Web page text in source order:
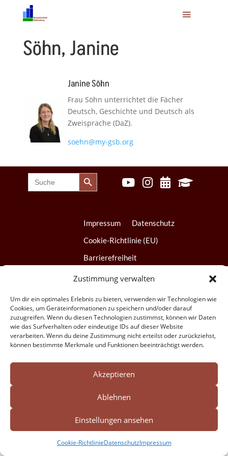
Zustimmung verwalten
Um dir ein optimales Erlebnis zu bieten, verwenden wir Technologien wie
Cookies, um Geräteinformationen zu speichern und/oder darauf
zuzugreifen. Wenn du diesen Technologien zustimmst, können wir Daten
wie das Surfverhalten oder eindeutige IDs auf dieser Website
verarbeiten. Wenn du deine Zustimmung nicht erteilst oder zurückziehst,
können bestimmte Merkmale und Funktionen beeinträchtigt werden.
Akzeptieren
Ablehnen
Einstellungen ansehen
Cookie-RichtlinieDatenschutzImpressum
Söhn, Janine
Janine Söhn
Frau Söhn unterrichtet die Fächer
Deutsch, Geschichte und Deutsch als
Zweisprache (DaZ).
soehn@my-gsb.org
Search
for:
Search Button
   
Impressum
Datenschutz
Cookie-Richtlinie (EU)
Barrierefreiheit